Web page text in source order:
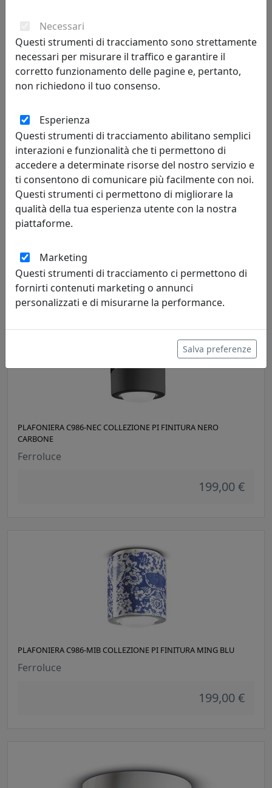
199,00 €
PLAFONIERA C986-VEB COLLEZIONE PI FINITURA VERDE
BOTTIGLIA
PLAFONIERA C986-NEC COLLEZIONE PI FINITURA NERO
CARBONE
Ferroluce
199,00 €
PLAFONIERA C986-MIB COLLEZIONE PI FINITURA MING BLU
Ferroluce
199,00 €
Necessari
Questi strumenti di tracciamento sono strettamente
necessari per misurare il traffico e garantire il
corretto funzionamento delle pagine e, pertanto,
non richiedono il tuo consenso.
Esperienza
Questi strumenti di tracciamento abilitano semplici
interazioni e funzionalità che ti permettono di
accedere a determinate risorse del nostro servizio e
ti consentono di comunicare più facilmente con noi.
Questi strumenti ci permettono di migliorare la
qualità della tua esperienza utente con la nostra
piattaforme.
Marketing
Questi strumenti di tracciamento ci permettono di
fornirti contenuti marketing o annunci
personalizzati e di misurarne la performance.
Salva preferenze